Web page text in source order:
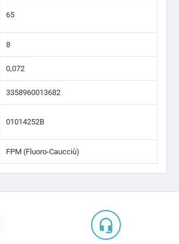
65
8
0,072
3358960013682
01014252B
FPM (Fluoro-Caucciù)
headset_mic